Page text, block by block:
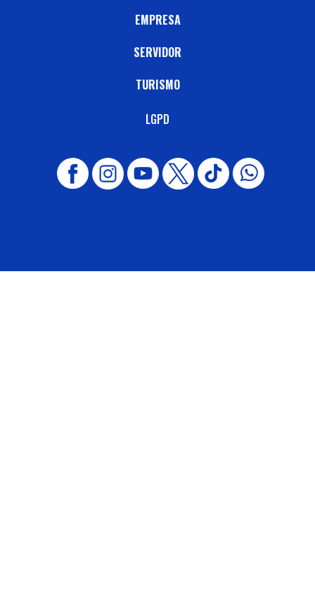
EMPRESA
SERVIDOR
TURISMO
LGPD